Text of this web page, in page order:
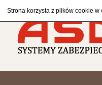
Strona korzysta z plików cookie